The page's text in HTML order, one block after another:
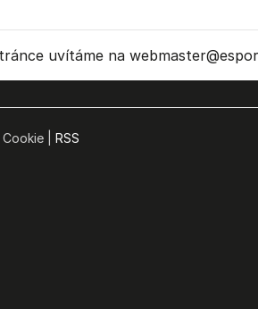
uvítáme na webmaster
Cookie | RSS